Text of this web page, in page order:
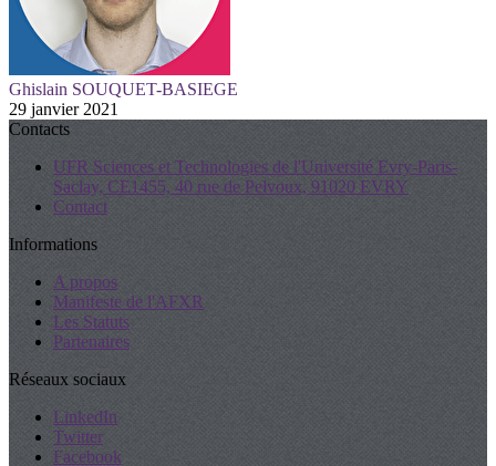
Ghislain SOUQUET-BASIEGE
29 janvier 2021
Contacts
UFR Sciences et Technologies de l'Université Evry-Paris-
Saclay, CE1455, 40 rue de Pelvoux, 91020 EVRY
Contact
Informations
A propos
Manifeste de l'AFXR
Les Statuts
Partenaires
Réseaux sociaux
LinkedIn
Twitter
Facebook